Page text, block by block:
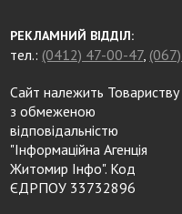
РЕКЛАМНИЙ ВІДДІЛ:
тел.: (0412) 47-00-47,
Сайт належить Товариству
з обмеженою
відповідальністю
"Інформаційна Агенція
Житомир Інфо". Код
ЄДРПОУ 33732896